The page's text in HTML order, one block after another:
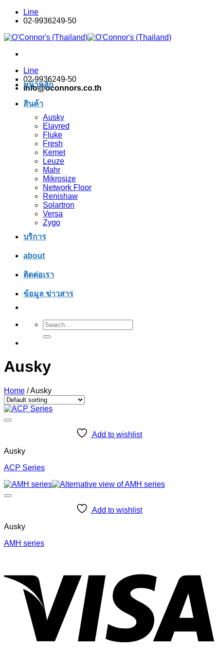
Skip
Line
02-9936249-50
Line
02-9936249-50
info@oconnors.co.th
หน้าหลัก
สินค้า
Ausky
Elayred
Fluke
Fresh
Kemet
Leuze
Mahr
Mikrosize
Network Floor
Renishaw
Solartron
Versa
Zygo
บริการ
about
ติดต่อเรา
ข้อมูล ข่าวสาร
Search
for:
Ausky
Home /Ausky
Add to wishlist
Ausky
ACP Series
Add to wishlist
Ausky
AMH series